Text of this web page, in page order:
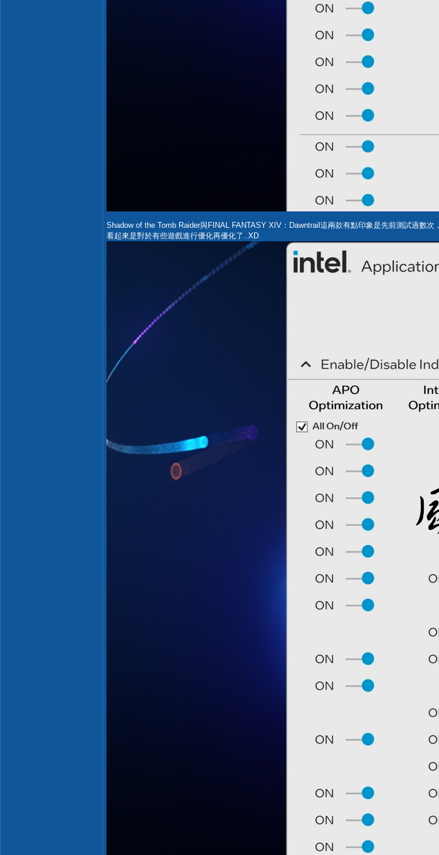
Shadow of the Tomb Raider與FINAL FANTASY XIV：Dawntrail這兩款有點印象是先前測試過數次
看起來是對於有些遊戲進行優化再優化了..XD